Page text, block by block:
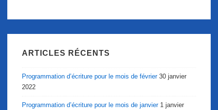
ARTICLES RÉCENTS
Programmation d’écriture pour le mois de février 30 janvier
2022
Programmation d’écriture pour le mois de janvier 1 janvier